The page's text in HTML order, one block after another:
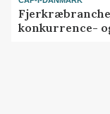
konkurrence-